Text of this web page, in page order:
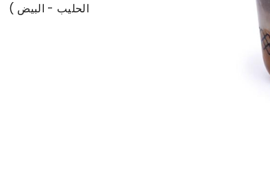
الحليب - البيض )